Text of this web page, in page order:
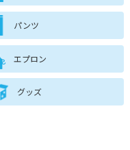
パンツ
エプロン
グッズ